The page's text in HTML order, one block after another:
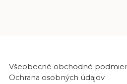
Všeobecné obchodné
Ochrana osobných údajov